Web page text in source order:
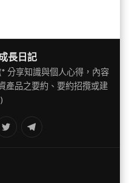
長日記
分享知識與個人心得，內容
產品之要約、要約招攬或建
Twitter